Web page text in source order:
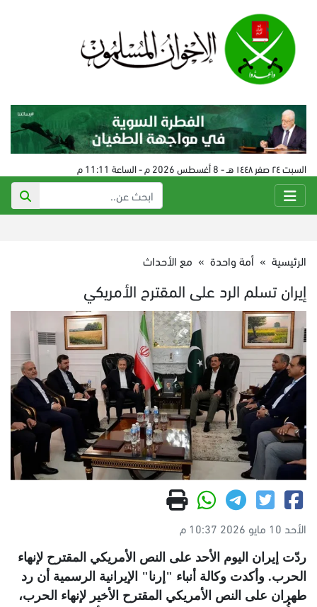
السبت ٢٤ صفر ١٤٤٨ هـ - 8 أغسطس 2026 م - الساعة 11:11 م
الرئيسية » أمة واحدة » مع الأحداث
إيران تسلم الرد على المقترح الأمريكي
الأحد 10 مايو 2026 10:37 م
ردّت إيران اليوم الأحد على النص الأمريكي المقترح لإنهاء
الحرب. وأكدت وكالة أنباء "إرنا" الإيرانية الرسمية أن رد
طهران على النص الأمريكي المقترح الأخير لإنهاء الحرب،